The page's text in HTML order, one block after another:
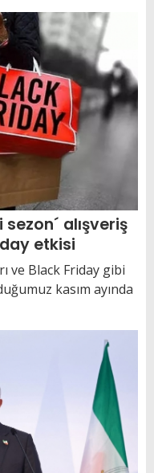
alışveriş
etkisi
ve Black Friday gibi
kasım ayında